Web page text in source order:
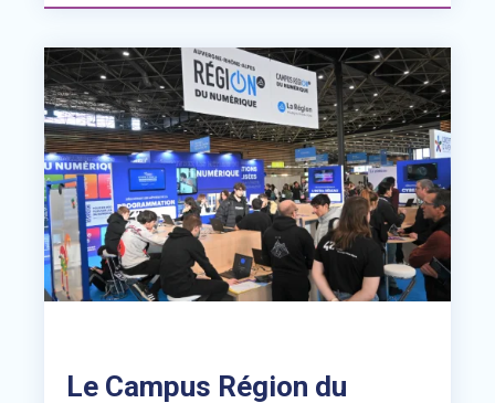
Le Campus Région du